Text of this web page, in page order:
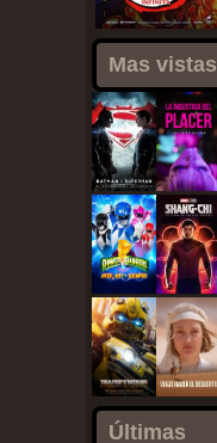
Mas vistas
Últimas